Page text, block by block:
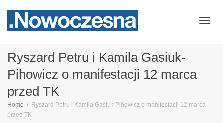
Ryszard Petru i Kamila Gasiuk-
Pihowicz o manifestacji 12 marca
przed TK
Home
Ryszard Petru i Kamila Gasiuk-Pihowicz o manifestacji 12 marca
przed TK